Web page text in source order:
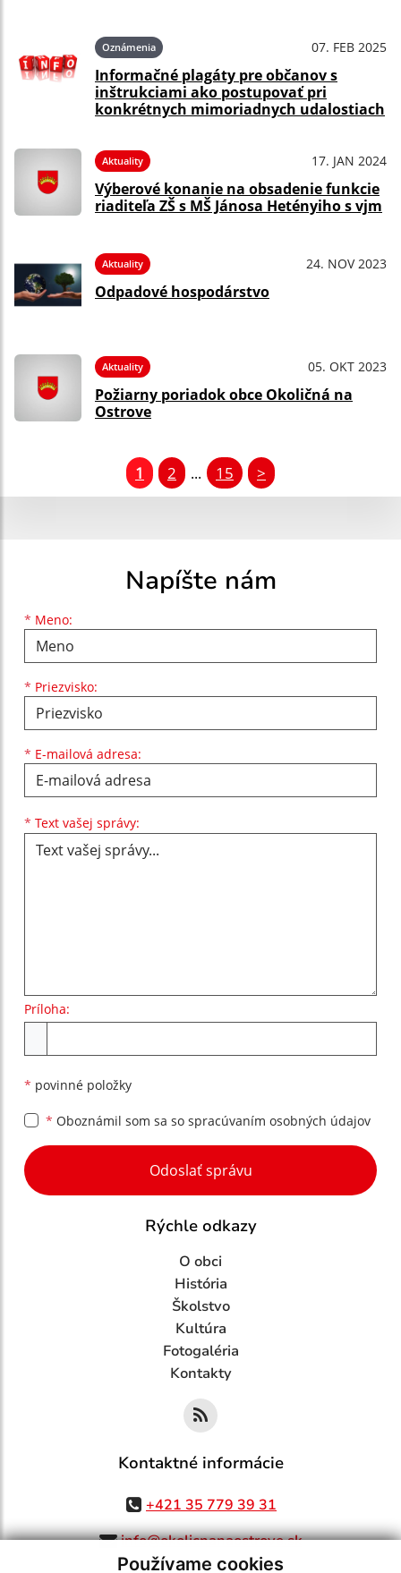
Používame cookies
Oznámenia 07. FEB 2025
Informačné plagáty pre občanov s
inštrukciami ako postupovať pri
konkrétnych mimoriadnych udalostiach
Aktuality 17. JAN 2024
Výberové konanie na obsadenie funkcie
riaditeľa ZŠ s MŠ Jánosa Hetényiho s vjm
Aktuality 24. NOV 2023
Odpadové hospodárstvo
Aktuality 05. OKT 2023
Požiarny poriadok obce Okoličná na
Ostrove
1 2 ... 15 >
Napíšte nám
* Meno:
Meno
* Priezvisko:
Priezvisko
* E-mailová adresa:
E-mailová adresa
* Text vašej správy:
Príloha:
* povinné položky
* Oboznámil som sa so spracúvaním osobných údajov
Google reCaptcha Response
Odoslať správu
Rýchle odkazy
O obci
História
Školstvo
Kultúra
Fotogaléria
Kontakty
Kontaktné informácie
+421 35 779 39 31
info@okolicnanaostrove.sk